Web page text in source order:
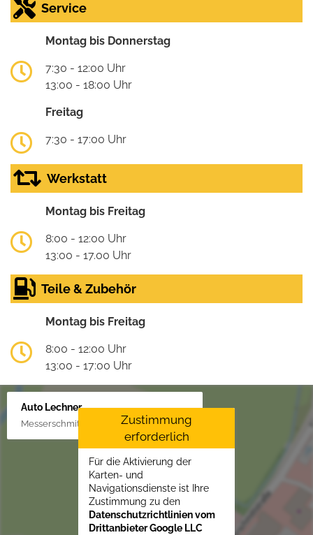
Service
Montag bis Donnerstag
7:30 - 12:00 Uhr
13:00 - 18:00 Uhr
Freitag
7:30 - 17:00 Uhr
Werkstatt
Montag bis Freitag
8:00 - 12:00 Uhr
13:00 - 17.00 Uhr
Teile & Zubehör
Montag bis Freitag
8:00 - 12:00 Uhr
13:00 - 17:00 Uhr
Auto Lechner
Messerschmittstr. 4, 86453 Dasing/Lindl
Zustimmung
erforderlich
Für die Aktivierung der
Karten- und
Navigationsdienste ist Ihre
Zustimmung zu den
Datenschutzrichtlinien vom
Drittanbieter Google LLC